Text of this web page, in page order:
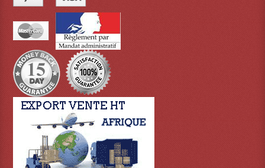
Machines À Bulles
Machines À Effet Brouillard
Machines À Fumée Lourde
Machines À Mousse, Neige, Liquides
Liquide À Brouillard
Liquide À Bulles